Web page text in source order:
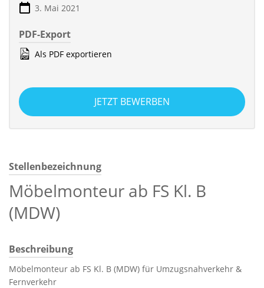
3. Mai 2021
PDF-Export
Als PDF exportieren
JETZT BEWERBEN
Stellenbezeichnung
Möbelmonteur ab FS Kl. B
(MDW)
Beschreibung
Möbelmonteur ab FS Kl. B (MDW) für Umzugsnahverkehr &
Fernverkehr